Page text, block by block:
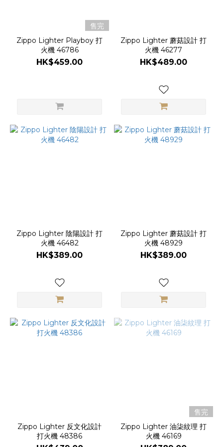
售完
Zippo Lighter Playboy 打
火機 46786
HK$459.00
Zippo Lighter 蘑菇設計 打
火機 46277
HK$489.00
Zippo Lighter 陰陽設計 打
火機 46482
HK$389.00
Zippo Lighter 蘑菇設計 打
火機 48929
HK$389.00
Zippo Lighter 反文化設計
打火機 48386
售完
Zippo Lighter 油柒紋理 打
火機 46169